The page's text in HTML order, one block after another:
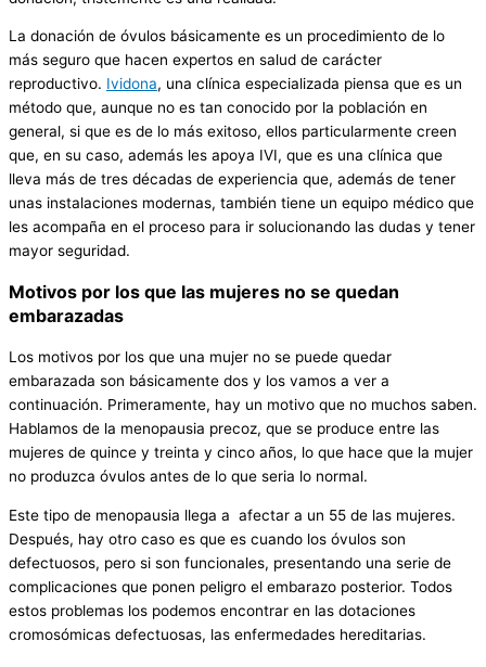
La donación de óvulos básicamente es un procedimiento de lo
más seguro que hacen expertos en salud de carácter
reproductivo. Ividona, una clínica especializada piensa que es un
método que, aunque no es tan conocido por la población en
general, si que es de lo más exitoso, ellos particularmente creen
que, en su caso, además les apoya IVI, que es una clínica que
lleva más de tres décadas de experiencia que, además de tener
unas instalaciones modernas, también tiene un equipo médico que
les acompaña en el proceso para ir solucionando las dudas y tener
mayor seguridad.
Motivos por los que las mujeres no se quedan
embarazadas
Los motivos por los que una mujer no se puede quedar
embarazada son básicamente dos y los vamos a ver a
continuación. Primeramente, hay un motivo que no muchos saben.
Hablamos de la menopausia precoz, que se produce entre las
mujeres de quince y treinta y cinco años, lo que hace que la mujer
no produzca óvulos antes de lo que seria lo normal.
Este tipo de menopausia llega a afectar a un 55 de las mujeres.
Después, hay otro caso es que es cuando los óvulos son
defectuosos, pero si son funcionales, presentando una serie de
complicaciones que ponen peligro el embarazo posterior. Todos
estos problemas los podemos encontrar en las dotaciones
cromosómicas defectuosas, las enfermedades hereditarias.